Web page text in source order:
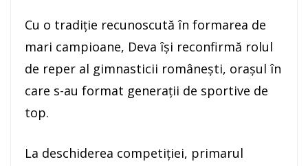
Cu o tradiție recunoscută în formarea de
mari campioane, Deva își reconfirmă rolul
de reper al gimnasticii românești, orașul în
care s-au format generații de sportive de
top.
La deschiderea competiției, primarul